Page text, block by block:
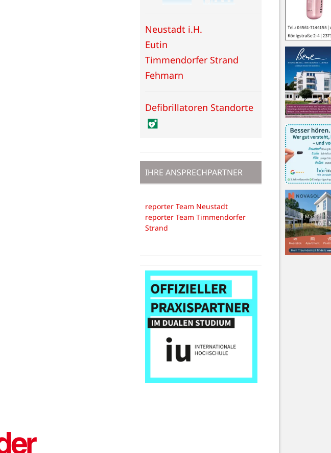
Neustadt i.H.
Eutin
Timmendorfer Strand
Fehmarn
Defibrillatoren Standorte
IHRE ANSPRECHPARTNER
reporter Team Neustadt
reporter Team Timmendorfer
Strand